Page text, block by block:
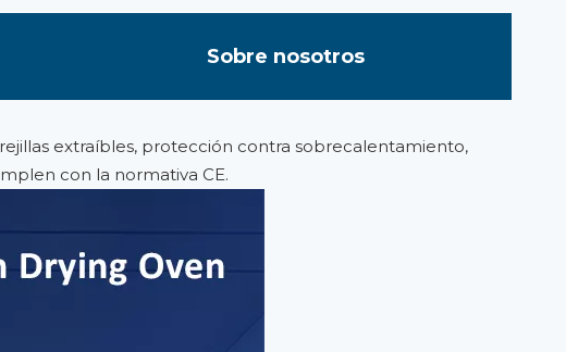
Sobre nosotros
extraíbles, protección contra sobrecalentamiento,
con la normativa CE.